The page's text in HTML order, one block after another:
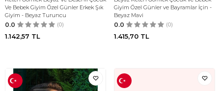
Ve Bebek Giyim Özel Günler Erkek Şık
Giyim - Beyaz Turuncu
0.0 (0)
1.142,57 TL
Giyim Özel Günler ve Bayramlar İçin -
Beyaz Mavi
0.0 (0)
1.415,70 TL